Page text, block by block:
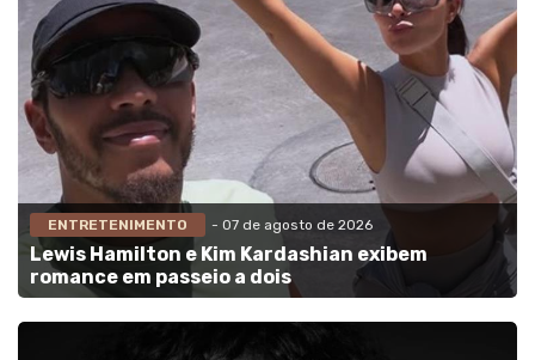
ENTRETENIMENTO - 07 de agosto de 2026
Lewis Hamilton e Kim Kardashian exibem
romance em passeio a dois